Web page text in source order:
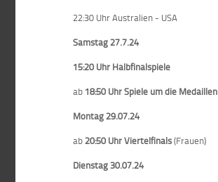
22:30 Uhr Australien - USA
Samstag 27.7.24
15:20 Uhr Halbfinalspiele
ab 18:50 Uhr Spiele um die Medaillen
Montag 29.07.24
ab20:50 Uhr Viertelfinals(Frauen)
Dienstag 30.07.24